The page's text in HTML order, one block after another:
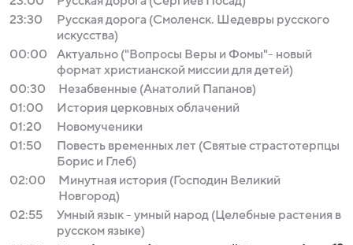
23:30
Русская дорога (Смоленск. Шедевры русского
искусства)
00:00
Актуально ("Вопросы Веры и Фомы"- новый
формат христианской миссии для детей)
00:30
Незабвенные (Анатолий Папанов)
01:00
История церковных облачений
01:20
Новомученики
01:50
Повесть временных лет (Святые страстотерпцы
Борис и Глеб)
02:00
Минутная история (Господин Великий
Новгород)
02:55
Умный язык - умный народ (Целебные растения в
русском языке)